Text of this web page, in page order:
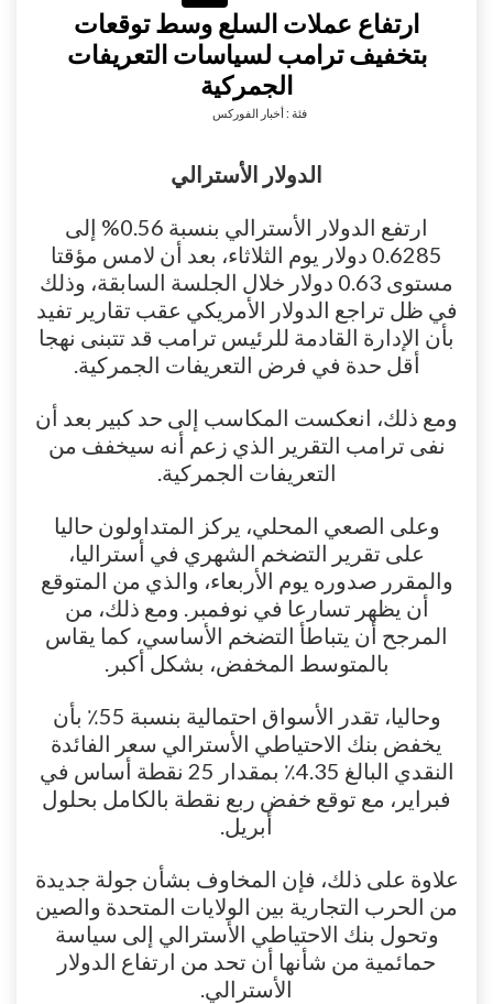
ارتفاع عملات السلع وسط توقعات
بتخفيف ترامب لسياسات التعريفات
الجمركية
فئة : أخبار الفوركس
الدولار الأسترالي
ارتفع الدولار الأسترالي بنسبة 0.56% إلى
0.6285 دولار يوم الثلاثاء، بعد أن لامس مؤقتا
مستوى 0.63 دولار خلال الجلسة السابقة، وذلك
في ظل تراجع الدولار الأمريكي عقب تقارير تفيد
بأن الإدارة القادمة للرئيس ترامب قد تتبنى نهجا
أقل حدة في فرض التعريفات الجمركية.
ومع ذلك، انعكست المكاسب إلى حد كبير بعد أن
نفى ترامب التقرير الذي زعم أنه سيخفف من
التعريفات الجمركية.
وعلى الصعي المحلي، يركز المتداولون حاليا
على تقرير التضخم الشهري في أستراليا،
والمقرر صدوره يوم الأربعاء، والذي من المتوقع
أن يظهر تسارعا في نوفمبر. ومع ذلك، من
المرجح أن يتباطأ التضخم الأساسي، كما يقاس
بالمتوسط ​​المخفض، بشكل أكبر.
وحاليا، تقدر الأسواق احتمالية بنسبة 55٪ بأن
يخفض بنك الاحتياطي الأسترالي سعر الفائدة
النقدي البالغ 4.35٪ بمقدار 25 نقطة أساس في
فبراير، مع توقع خفض ربع نقطة بالكامل بحلول
أبريل.
علاوة على ذلك، فإن المخاوف بشأن جولة جديدة
من الحرب التجارية بين الولايات المتحدة والصين
وتحول بنك الاحتياطي الأسترالي إلى سياسة
حمائمية من شأنها أن تحد من ارتفاع الدولار
الأسترالي.